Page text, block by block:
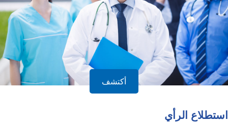
أكتشف
استطلاع الرأي